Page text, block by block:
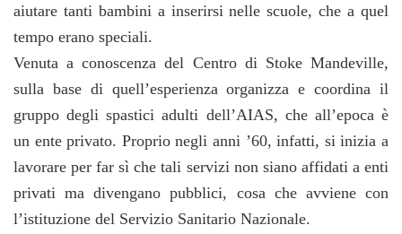
aiutare tanti bambini a inserirsi nelle scuole, che a quel
tempo erano speciali.
Venuta a conoscenza del Centro di Stoke Mandeville,
sulla base di quell’esperienza organizza e coordina il
gruppo degli spastici adulti dell’AIAS, che all’epoca è
un ente privato. Proprio negli anni ’60, infatti, si inizia a
lavorare per far sì che tali servizi non siano affidati a enti
privati ma divengano pubblici, cosa che avviene con
l’istituzione del Servizio Sanitario Nazionale.